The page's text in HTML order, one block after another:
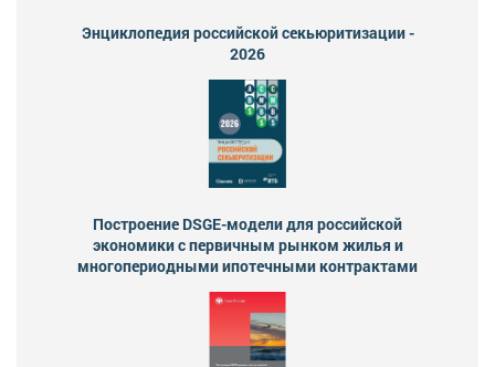
Энциклопедия российской секьюритизации -
2026
Построение DSGE-модели для российской
экономики с первичным рынком жилья и
многопериодными ипотечными контрактами